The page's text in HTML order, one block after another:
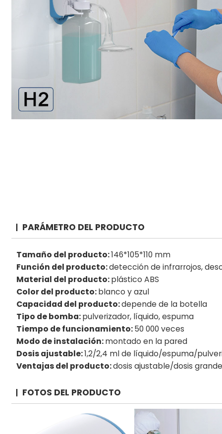
PARÁMETRO DEL PRODUCTO
Tamaño del producto:146*105*110 mm
Función del producto:detección de infrarrojos,
Material del producto:plástico ABS
Color del producto:blanco y azul
Capacidad del producto:depende de la botella
Tipo de bomba:pulverizador, líquido, espuma
Tiempo de funcionamiento:50 000 veces
Modo de instalación:montado en la pared
Dosis ajustable:1,2/2,4 ml de líquido/espuma/
Ventajas del producto:dosis ajustable/dosis
FOTOS DEL PRODUCTO